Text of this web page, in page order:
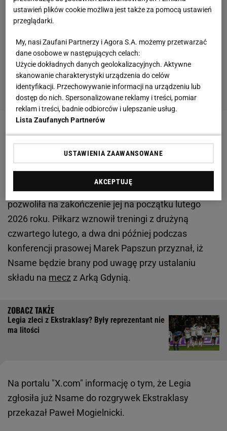
Zobacz wideo
Fatalna kontuzja Nsame
Bardzo szybko postępująca rekonwalescencja
pozwoliła na zakończenie jej na początku lutego
2026 roku. Piłkarz wznowił treningi z drużyną
czwartego lutego, a dwa dni później podczas
konferencji prasowej Marek Papszun przyznał, iż
Nsame będzie brany pod uwagę przy ustalaniu
składu na mecz z Arką Gdynią.
Legia zleci z Ekstraklasy? Były reprezentant nie
ma litości
Na portalu "X.com" informację o tym, że Legia
zgłosiła już Nsame do rozgrywek Ekstraklasy
przekazał Paweł Mogielnicki.
ustawień plików cookie możliwa jest także za pomocą ustawień
przeglądarki.
My, nasi Zaufani Partnerzy i Agora S.A. możemy przetwarzać
dane osobowe w następujących celach:
Użycie dokładnych danych geolokalizacyjnych. Aktywne
skanowanie charakterystyki urządzenia do celów
identyfikacji. Przechowywanie informacji na urządzeniu lub
dostęp do nich. Spersonalizowane reklamy i treści, pomiar
reklam i treści, badnie odbiorców i ulepszanie usług.
Lista Zaufanych Partnerów
USTAWIENIA ZAAWANSOWANE
AKCEPTUJĘ